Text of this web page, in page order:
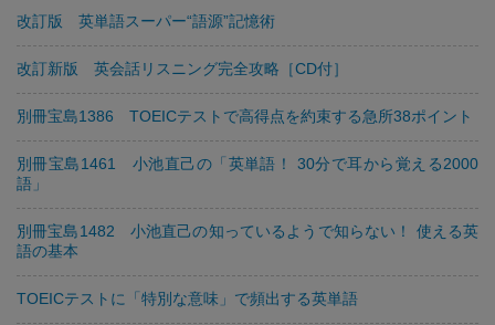
改訂版 英単語スーパー“語源”記憶術
改訂新版 英会話リスニング完全攻略［CD付］
別冊宝島1386 TOEICテストで高得点を約束する急所38ポイント
別冊宝島1461 小池直己の「英単語！ 30分で耳から覚える2000
語」
別冊宝島1482 小池直己の知っているようで知らない！ 使える英
語の基本
TOEICテストに「特別な意味」で頻出する英単語